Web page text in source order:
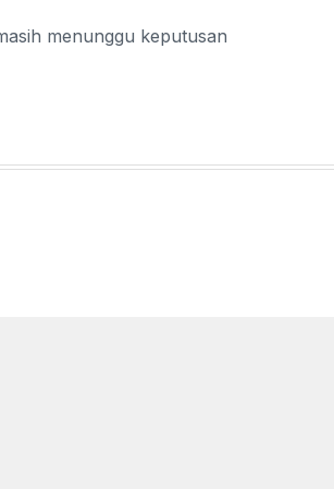
menunggu keputusan